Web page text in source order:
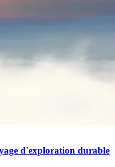
d'exploration durable